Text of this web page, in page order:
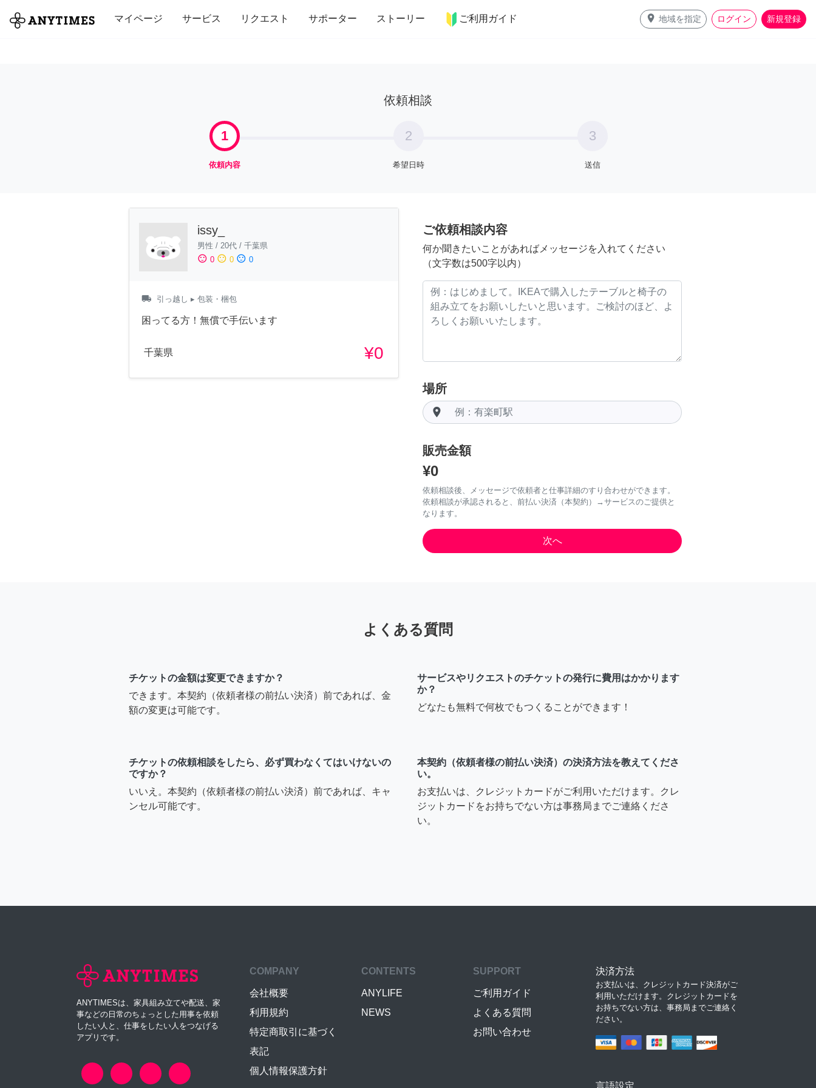
マイページ サービス リクエスト サポーター ストーリー ご利用ガイド place 地域を指定 ログイン 新規登録
全て 修理・組立 家事 引っ越し インテリア 趣味・習い事 ペット 料理
依頼相談
1
依頼内容
2
希望日時
3
送信
issy_
男性 / 20代 / 千葉県
sentiment_satisfied 0 sentiment_neutral 0 sentiment_dissatisfied 0
local_shipping 引っ越し ▸ 包装・梱包
困ってる方！無償で手伝います
千葉県 ¥0
ご依頼相談内容
何か聞きたいことがあればメッセージを入れてください
（文字数は500字以内）
場所
room
販売金額
¥0
依頼相談後、メッセージで依頼者と仕事詳細のすり合わせができます。
依頼相談が承認されると、前払い決済（本契約）→サービスのご提供と
なります。
よくある質問
チケットの金額は変更できますか？
できます。本契約（依頼者様の前払い決済）前であれば、金
額の変更は可能です。
サービスやリクエストのチケットの発行に費用はかかります
か？
どなたも無料で何枚でもつくることができます！
チケットの依頼相談をしたら、必ず買わなくてはいけないの
ですか？
いいえ。本契約（依頼者様の前払い決済）前であれば、キャ
ンセル可能です。
本契約（依頼者様の前払い決済）の決済方法を教えてくださ
い。
お支払いは、クレジットカードがご利用いただけます。クレ
ジットカードをお持ちでない方は事務局までご連絡くださ
い。
ANYTIMESは、家具組み立てや配送、家
事などの日常のちょっとした用事を依頼
したい人と、仕事をしたい人をつなげる
アプリです。
COMPANY
会社概要
利用規約
特定商取引に基づく
表記
個人情報保護方針
CONTENTS
ANYLIFE
NEWS
SUPPORT
ご利用ガイド
よくある質問
お問い合わせ
決済方法
お支払いは、クレジットカード決済がご
利用いただけます。クレジットカードを
お持ちでない方は、事務局までご連絡く
ださい。
言語設定